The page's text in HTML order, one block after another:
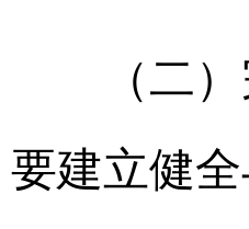
（二）完
要建立健